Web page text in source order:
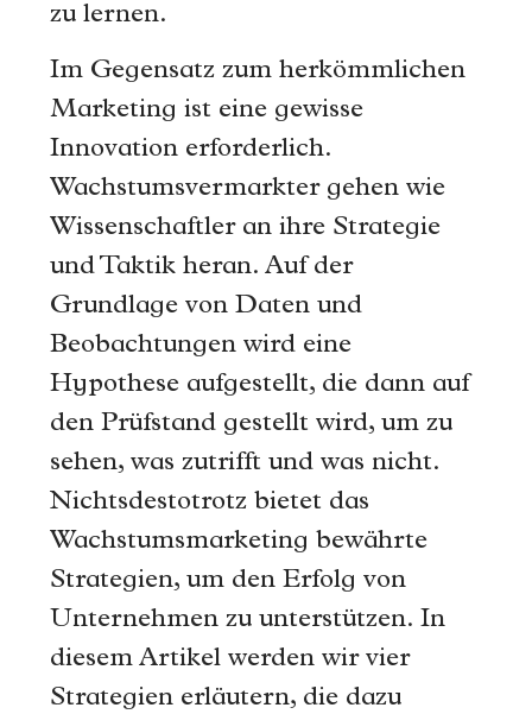
zu lernen.
Im Gegensatz zum herkömmlichen
Marketing ist eine gewisse
Innovation erforderlich.
Wachstumsvermarkter gehen wie
Wissenschaftler an ihre Strategie
und Taktik heran. Auf der
Grundlage von Daten und
Beobachtungen wird eine
Hypothese aufgestellt, die dann auf
den Prüfstand gestellt wird, um zu
sehen, was zutrifft und was nicht.
Nichtsdestotrotz bietet das
Wachstumsmarketing bewährte
Strategien, um den Erfolg von
Unternehmen zu unterstützen. In
diesem Artikel werden wir vier
Strategien erläutern, die dazu